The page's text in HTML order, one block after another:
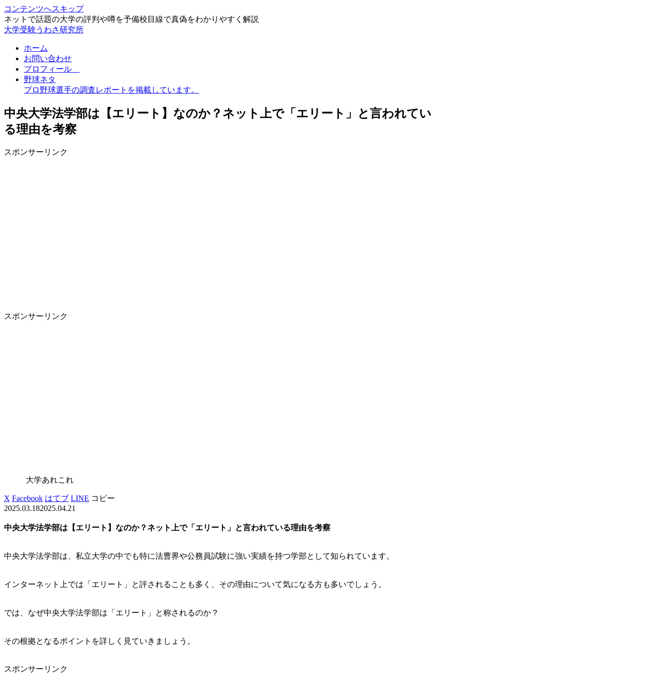
コンテンツへスキップ
ネットで話題の大学の評判や噂を予備校目線で真偽をわかりやすく解説
大学受験うわさ研究所
ホーム
お問い合わせ
プロフィール
野球ネタ
プロ野球選手の調査レポートを掲載しています。
中央大学法学部は【エリート】なのか？ネット上で「エリート」と言われてい
る理由を考察
スポンサーリンク
スポンサーリンク
大学あれこれ
X Facebook はてブ LINE コピー
2025.03.182025.04.21
中央大学法学部は【エリート】なのか？ネット上で「エリート」と言われている理由を考察
中央大学法学部は、私立大学の中でも特に法曹界や公務員試験に強い実績を持つ学部として知られています。
インターネット上では「エリート」と評されることも多く、その理由について気になる方も多いでしょう。
では、なぜ中央大学法学部は「エリート」と称されるのか？
その根拠となるポイントを詳しく見ていきましょう。
スポンサーリンク